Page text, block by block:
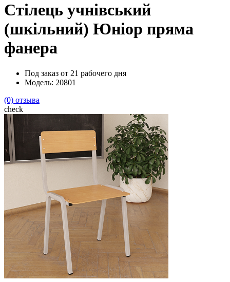
Стілець учнівський
(шкільний) Юніор пряма
фанера
Под заказ от 21 рабочего дня
Модель: 20801
(0) отзыва
check